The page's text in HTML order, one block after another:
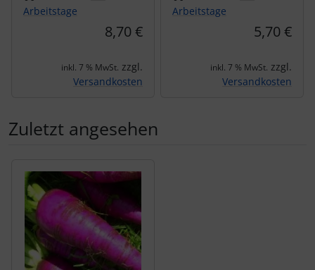
Arbeitstage
8,70 €
inkl. 7 % MwSt. zzgl.
Versandkosten
Arbeitstage
5,70 €
inkl. 7 % MwSt. zzgl.
Versandkosten
Zuletzt angesehen